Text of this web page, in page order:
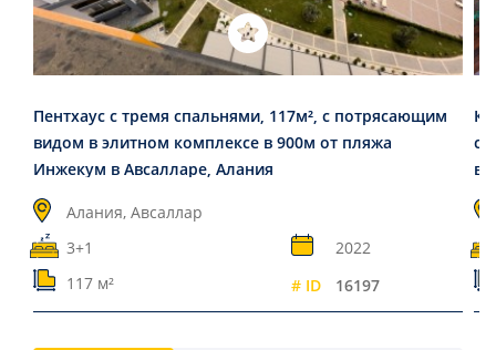
Пентхаус с тремя спальнями, 117м², с потрясающим
видом в элитном комплексе в 900м от пляжа
Инжекум в Авсалларе, Алания
Алания, Авсаллар
3+1
2022
117 м²
# ID 16197
в